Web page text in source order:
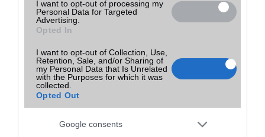
I want to opt-out of processing my
Personal Data for Targeted
Advertising.
Opted In
I want to opt-out of Collection, Use,
Retention, Sale, and/or Sharing of
my Personal Data that Is Unrelated
with the Purposes for which it was
collected.
Opted Out
Google consents
| SamMobile
Sokakban felmerül, hogy vajon mit lehet tenni akkor, ha Samsung
vagy a mintát. Szerencsére van megoldás.
A legjobb telefonok játékhoz
2022.11.04